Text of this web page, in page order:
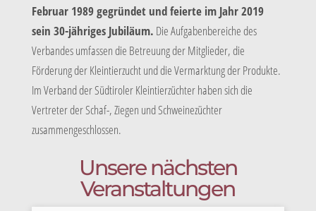
Februar 1989 gegründet und feierte im Jahr 2019
sein 30-jähriges Jubiläum. Die Aufgabenbereiche des
Verbandes umfassen die Betreuung der Mitglieder, die
Förderung der Kleintierzucht und die Vermarktung der Produkte.
Im Verband der Südtiroler Kleintierzüchter haben sich die
Vertreter der Schaf-, Ziegen und Schweinezüchter
zusammengeschlossen.
Unsere nächsten
Veranstaltungen